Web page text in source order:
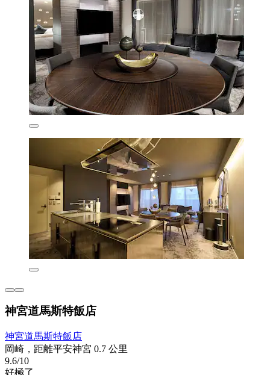
神宮道馬斯特飯店
神宮道馬斯特飯店
岡崎，距離平安神宮 0.7 公里
9.6/10
好極了